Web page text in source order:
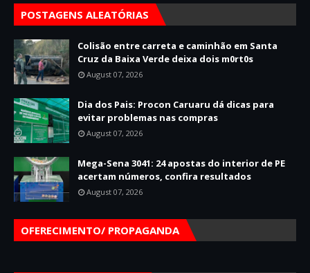
POSTAGENS ALEATÓRIAS
Colisão entre carreta e caminhão em Santa
Cruz da Baixa Verde deixa dois m0rt0s
August 07, 2026
Dia dos Pais: Procon Caruaru dá dicas para
evitar problemas nas compras
August 07, 2026
Mega-Sena 3041: 24 apostas do interior de PE
acertam números, confira resultados
August 07, 2026
OFERECIMENTO/ PROPAGANDA